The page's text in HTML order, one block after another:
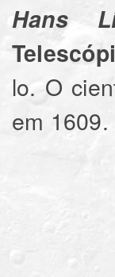
Hans
lo. O
em 1609.